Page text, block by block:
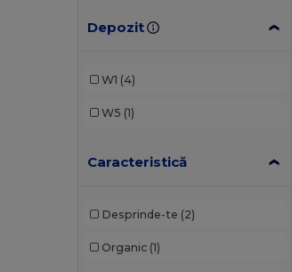
Depozit
W1 (4)
W5 (1)
Caracteristică
Desprinde-te (2)
Organic (1)